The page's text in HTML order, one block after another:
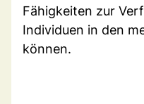
Fähigkeiten zur
Individuen in den
können.